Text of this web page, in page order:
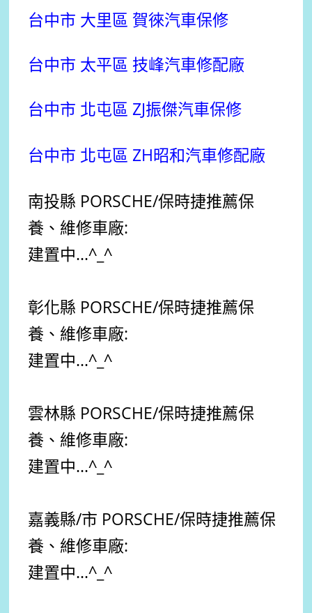
台中市 大里區 賀徠汽車保修
台中市 太平區 技峰汽車修配廠
台中市 北屯區 ZJ振傑汽車保修
台中市 北屯區 ZH昭和汽車修配廠
南投縣 PORSCHE/保時捷推薦保
養、維修車廠:
建置中...^_^
彰化縣 PORSCHE/保時捷推薦保
養、維修車廠:
建置中...^_^
雲林縣 PORSCHE/保時捷推薦保
養、維修車廠:
建置中...^_^
嘉義縣/市 PORSCHE/保時捷推薦保
養、維修車廠:
建置中...^_^